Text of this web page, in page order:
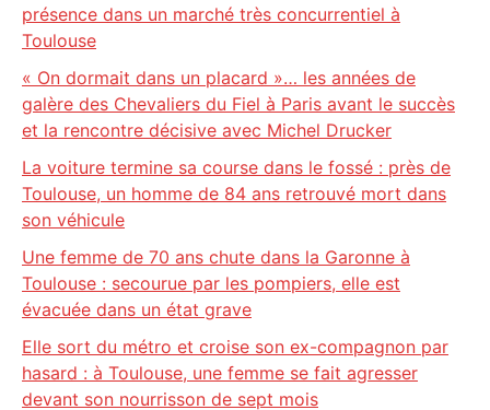
présence dans un marché très concurrentiel à
Toulouse
« On dormait dans un placard »… les années de
galère des Chevaliers du Fiel à Paris avant le succès
et la rencontre décisive avec Michel Drucker
La voiture termine sa course dans le fossé : près de
Toulouse, un homme de 84 ans retrouvé mort dans
son véhicule
Une femme de 70 ans chute dans la Garonne à
Toulouse : secourue par les pompiers, elle est
évacuée dans un état grave
Elle sort du métro et croise son ex-compagnon par
hasard : à Toulouse, une femme se fait agresser
devant son nourrisson de sept mois